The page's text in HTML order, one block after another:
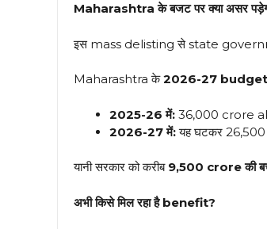
Maharashtra के बजट पर क्या असर
इस mass delisting से state
Maharashtra के2026-27 budget
2025-26 में: ₹36,000 crore
2026-27 में:यह घटकर
यानी सरकार को करीब ₹9,500 crore की
अभी किसे मिल रहा है benefit?